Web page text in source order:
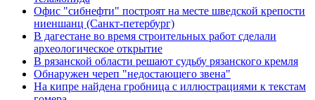
Офис "сибнефти" построят на месте шведской крепости
ниеншанц (Санкт-петербург)
В дагестане во время строительных работ сделали
археологическое открытие
В рязанской области решают судьбу рязанского кремля
Обнаружен череп "недостающего звена"
На кипре найдена гробница с иллюстрациями к текстам